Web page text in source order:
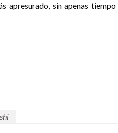
apresurado, sin apenas